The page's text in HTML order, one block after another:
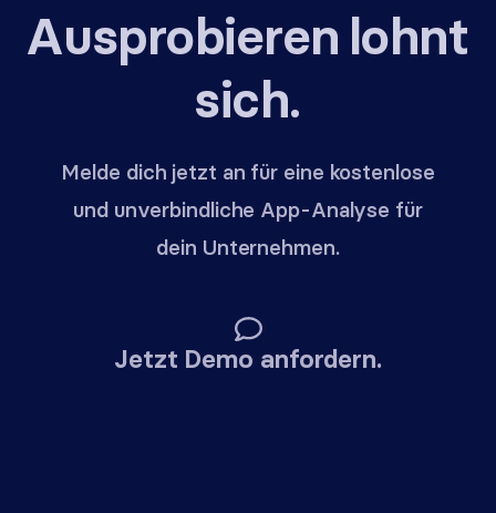
Ausprobieren lohnt
sich.
Melde dich jetzt an für eine kostenlose
und unverbindliche App-Analyse für
dein Unternehmen.
Jetzt Demo anfordern.